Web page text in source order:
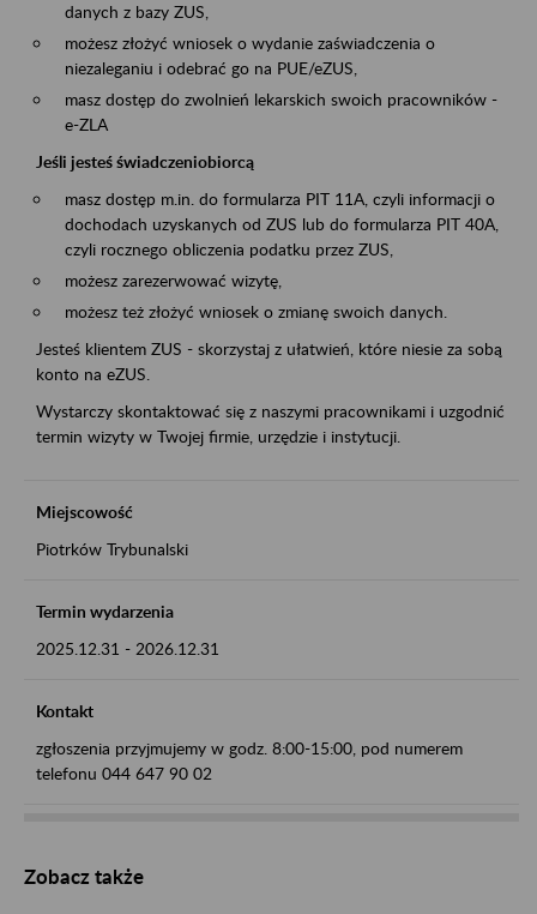
danych z bazy ZUS,
możesz złożyć wniosek o wydanie zaświadczenia o
niezaleganiu i odebrać go na PUE/eZUS,
masz dostęp do zwolnień lekarskich swoich pracowników -
e-ZLA
Jeśli jesteś świadczeniobiorcą
masz dostęp m.in. do formularza PIT 11A, czyli informacji o
dochodach uzyskanych od ZUS lub do formularza PIT 40A,
czyli rocznego obliczenia podatku przez ZUS,
możesz zarezerwować wizytę,
możesz też złożyć wniosek o zmianę swoich danych.
Jesteś klientem ZUS - skorzystaj z ułatwień, które niesie za sobą
konto na eZUS.
Wystarczy skontaktować się z naszymi pracownikami i uzgodnić
termin wizyty w Twojej firmie, urzędzie i instytucji.
Miejscowość
Piotrków Trybunalski
Termin wydarzenia
2025.12.31 - 2026.12.31
Kontakt
zgłoszenia przyjmujemy w godz. 8:00-15:00, pod numerem
telefonu 044 647 90 02
Zobacz także